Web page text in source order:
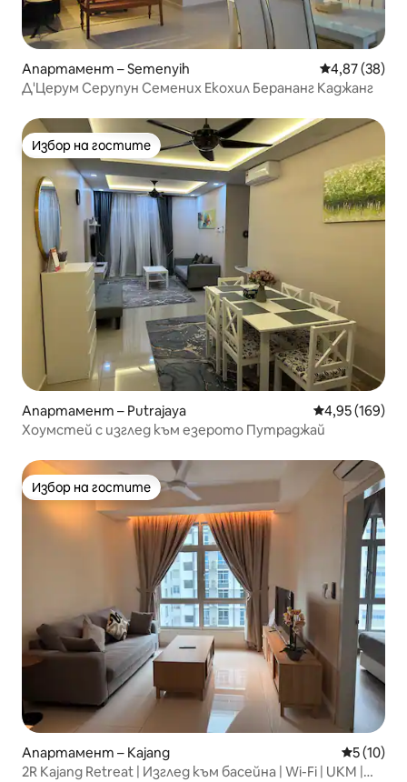
Апартамент – Semenyih Средна
4,87 (38)
Д'Церум Серупун Семених Екохил Берананг Каджанг
Избор на гостите
Избор на гостите
Апартамент – Putrajaya Средна
4,95 (169)
Хоумстей с изглед към езерото Путраджай
Избор на гостите
Избор на гостите
Апартамент – Kajang Средна
5 (10)
2R Kajang Retreat | Изглед към басейна | Wi-Fi | UKM |